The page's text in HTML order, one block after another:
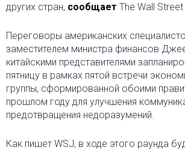
других стран, сообщает The Wall Street
Переговоры американских
заместителем министра финансов
китайскими представителями
пятницу в рамках пятой встречи
группы, сформированной обоими
прошлом году для улучшения
предотвращения недоразумений.
Как пишет WSJ, в ходе этого раунда